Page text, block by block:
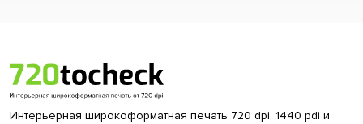
Интерьерная широкоформатная печать 720 dpi, 1440 pdi и